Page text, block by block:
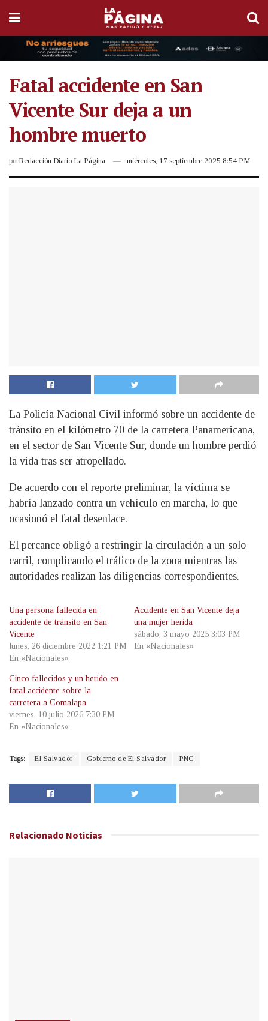
Fatal accidente en San
Vicente Sur deja a un
hombre muerto
porRedacción Diario La Página miércoles, 17 septiembre 2025 8:54 PM
La Policía Nacional Civil informó sobre un accidente de
tránsito en el kilómetro 70 de la carretera Panamericana,
en el sector de San Vicente Sur, donde un hombre perdió
la vida tras ser atropellado.
De acuerdo con el reporte preliminar, la víctima se
habría lanzado contra un vehículo en marcha, lo que
ocasionó el fatal desenlace.
El percance obligó a restringir la circulación a un solo
carril, complicando el tráfico de la zona mientras las
autoridades realizan las diligencias correspondientes.
Una persona fallecida en
accidente de tránsito en San
Vicente
lunes, 26 diciembre 2022 1:21 PM
En «Nacionales»
Accidente en San Vicente deja
una mujer herida
sábado, 3 mayo 2025 3:03 PM
En «Nacionales»
Cinco fallecidos y un herido en
fatal accidente sobre la
carretera a Comalapa
viernes, 10 julio 2026 7:30 PM
En «Nacionales»
Tags: El Salvador Gobierno de El Salvador PNC
Relacionado Noticias